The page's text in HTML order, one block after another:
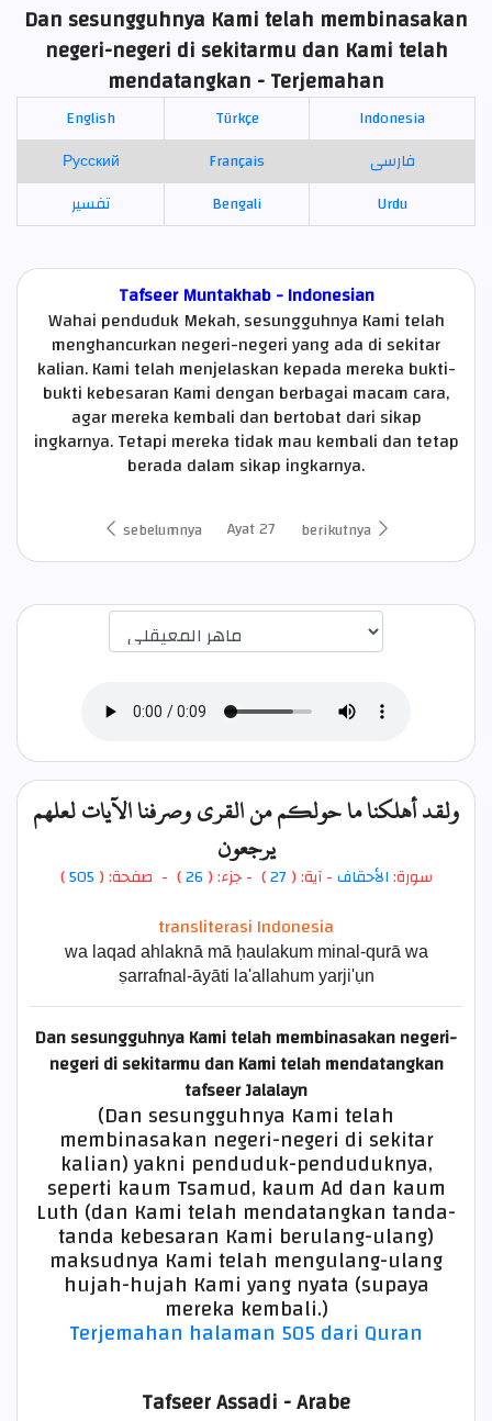
Dan sesungguhnya Kami telah membinasakan
negeri-negeri di sekitarmu dan Kami telah
mendatangkan - Terjemahan
English Türkçe
Indonesia
Русский
Français
فارسی
تفسير
Bengali Urdu
Tafseer Muntakhab - Indonesian
Wahai penduduk Mekah, sesungguhnya Kami telah
menghancurkan negeri-negeri yang ada di sekitar
kalian. Kami telah menjelaskan kepada mereka bukti-
bukti kebesaran Kami dengan berbagai macam cara,
agar mereka kembali dan bertobat dari sikap
ingkarnya. Tetapi mereka tidak mau kembali dan tetap
berada dalam sikap ingkarnya.
sebelumnya Ayat 27 berikutnya
اختيار قارئ الآية
ولقد أهلكنا ما حولكم من القرى وصرفنا الآيات لعلهم
يرجعون
سورة:الأحقاف- آية: ( 27
) - جزء: (26) - صفحة: ( 505
)
transliterasi Indonesia
wa laqad ahlaknā mā ḥaulakum minal-qurā wa
ṣarrafnal-āyāti la'allahum yarji'ụn
Dan sesungguhnya Kami telah membinasakan negeri-
negeri di sekitarmu dan Kami telah mendatangkan
tafseer Jalalayn
(Dan sesungguhnya Kami telah
membinasakan negeri-negeri di sekitar
kalian) yakni penduduk-penduduknya,
seperti kaum Tsamud, kaum Ad dan kaum
Luth (dan Kami telah mendatangkan tanda-
tanda kebesaran Kami berulang-ulang)
maksudnya Kami telah mengulang-ulang
hujah-hujah Kami yang nyata (supaya
mereka kembali.)
Terjemahan halaman 505 dari Quran
Tafseer Assadi - Arabe